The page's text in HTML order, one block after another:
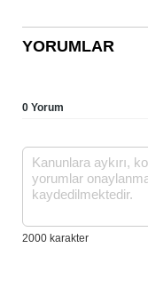
YORUMLAR
0 Yorum